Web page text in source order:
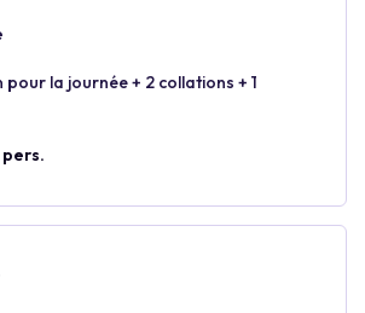
pour la journée + 2 collations + 1
pers.